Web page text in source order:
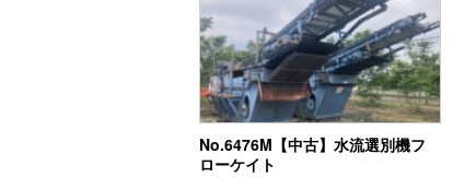
No.6476M【中古】水流選別機フ
ローケイト